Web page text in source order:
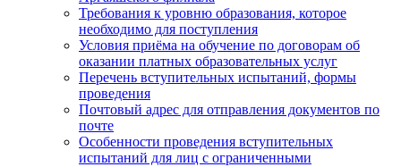
Требования к уровню образования, которое
необходимо для поступления
Условия приёма на обучение по договорам об
оказании платных образовательных услуг
Перечень вступительных испытаний, формы
проведения
Почтовый адрес для отправления документов по
почте
Особенности проведения вступительных
испытаний для лиц с ограниченными